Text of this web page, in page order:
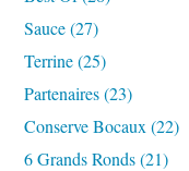
Sauce (27)
Terrine (25)
Partenaires (23)
Conserve Bocaux (22)
6 Grands Ronds (21)